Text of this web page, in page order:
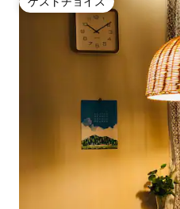
ゲストチョイス